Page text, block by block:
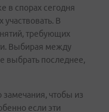
в спорах сегодня
участвовать. В
требующих
Выбирая между
выбрать последнее,
замечания, чтобы из
если эти